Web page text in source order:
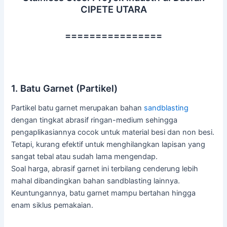
CIPETE UTARA
================
1. Batu Garnet (Partikel)
Partikel batu garnet merupakan bahan sandblasting
dengan tingkat abrasif ringan-medium sehingga
pengaplikasiannya cocok untuk material besi dan non besi.
Tetapi, kurang efektif untuk menghilangkan lapisan yang
sangat tebal atau sudah lama mengendap.
Soal harga, abrasif garnet ini terbilang cenderung lebih
mahal dibandingkan bahan sandblasting lainnya.
Keuntungannya, batu garnet mampu bertahan hingga
enam siklus pemakaian.